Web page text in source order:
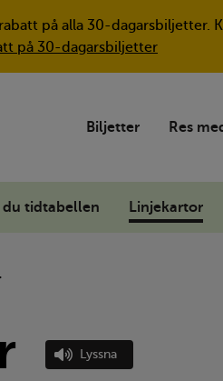
på alla 30-
på 30-dagarsbiljetter
Biljetter Res
du tidtabellen Linjekartor
Lyssna